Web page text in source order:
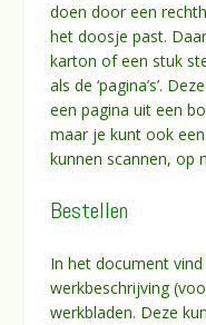
doen door een
het doosje past.
karton of een stuk
als de ‘pagina’s’.
een pagina uit een
maar je kunt ook
kunnen scannen, op
Bestellen
In het document
werkbeschrijving
werkbladen. Deze